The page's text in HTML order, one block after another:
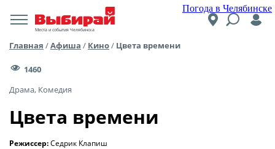
Погода в Челябинске
Места и события Челябинска
Главная /Афиша / Кино/ Цвета времени
1460
Драма, Комедия
Цвета времени
Режиссер:Седрик Клапиш